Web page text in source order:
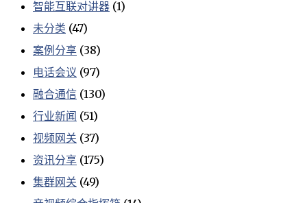
智能互联对讲器 (1)
未分类 (47)
案例分享 (38)
电话会议 (97)
融合通信 (130)
行业新闻 (51)
视频网关 (37)
资讯分享 (175)
集群网关 (49)